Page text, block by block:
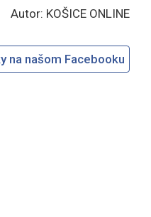
Autor: KOŠICE ONLINE
na našom Facebooku